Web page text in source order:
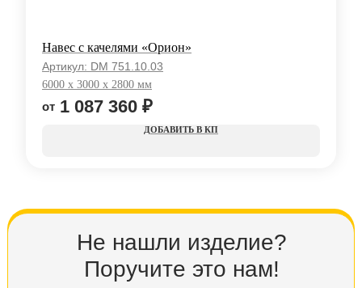
Навес с качелями «Орион»
Артикул: DM 751.10.03
6000 x 3000 x 2800 мм
1 087 360 ₽
КП
Не нашли изделие?
Поручите это нам!